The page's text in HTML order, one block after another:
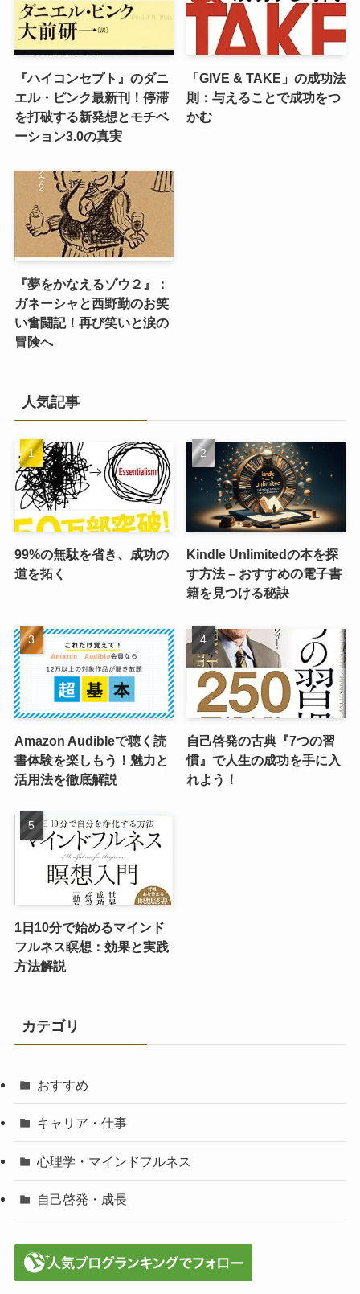
『ハイコンセプト』のダニ
エル・ピンク最新刊！停滞
を打破する新発想とモチベ
ーション3.0の真実
「GIVE & TAKE」の成功法
則：与えることで成功をつ
かむ
『夢をかなえるゾウ２』：
ガネーシャと西野勤のお笑
い奮闘記！再び笑いと涙の
冒険へ
人気記事
99%の無駄を省き、成功の
道を拓く
Kindle Unlimitedの本を探
す方法 – おすすめの電子書
籍を見つける秘訣
Amazon Audibleで聴く読
書体験を楽しもう！魅力と
活用法を徹底解説
自己啓発の古典『7つの習
慣』で人生の成功を手に入
れよう！
1日10分で始めるマインド
フルネス瞑想：効果と実践
方法解説
カテゴリ
おすすめ
キャリア・仕事
心理学・マインドフルネス
自己啓発・成長